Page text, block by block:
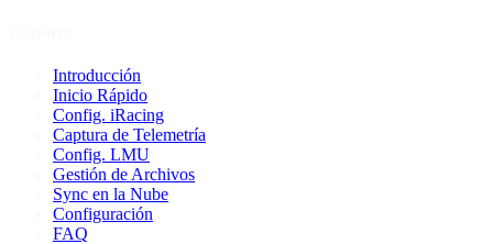
Introducción
Inicio Rápido
Config. iRacing
Captura de Telemetría
Config. LMU
Gestión de Archivos
Sync en la Nube
Configuración
FAQ